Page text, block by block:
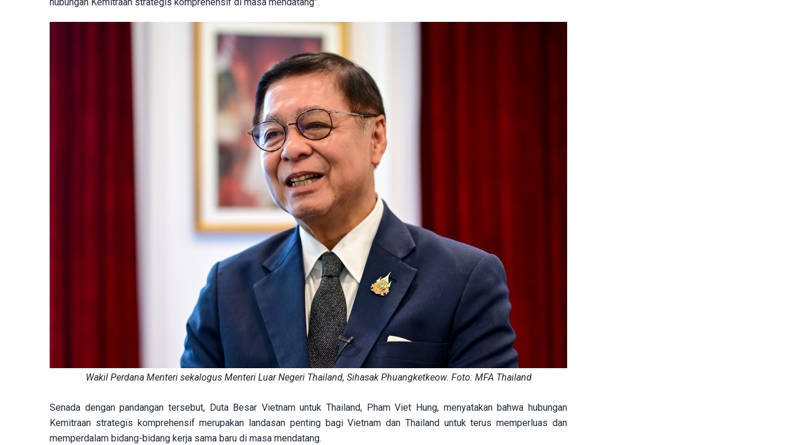
Wakil Perdana Menteri sekalogus Menteri Luar Negeri Thailand, Sihasak Phuangketkeow. Foto: MFA Thailand
Senada dengan pandangan tersebut, Duta Besar Vietnam untuk Thailand, Pham Viet Hung, menyatakan bahwa hubungan
Kemitraan strategis komprehensif merupakan landasan penting bagi Vietnam dan Thailand untuk terus memperluas dan
memperdalam bidang-bidang kerja sama baru di masa mendatang.